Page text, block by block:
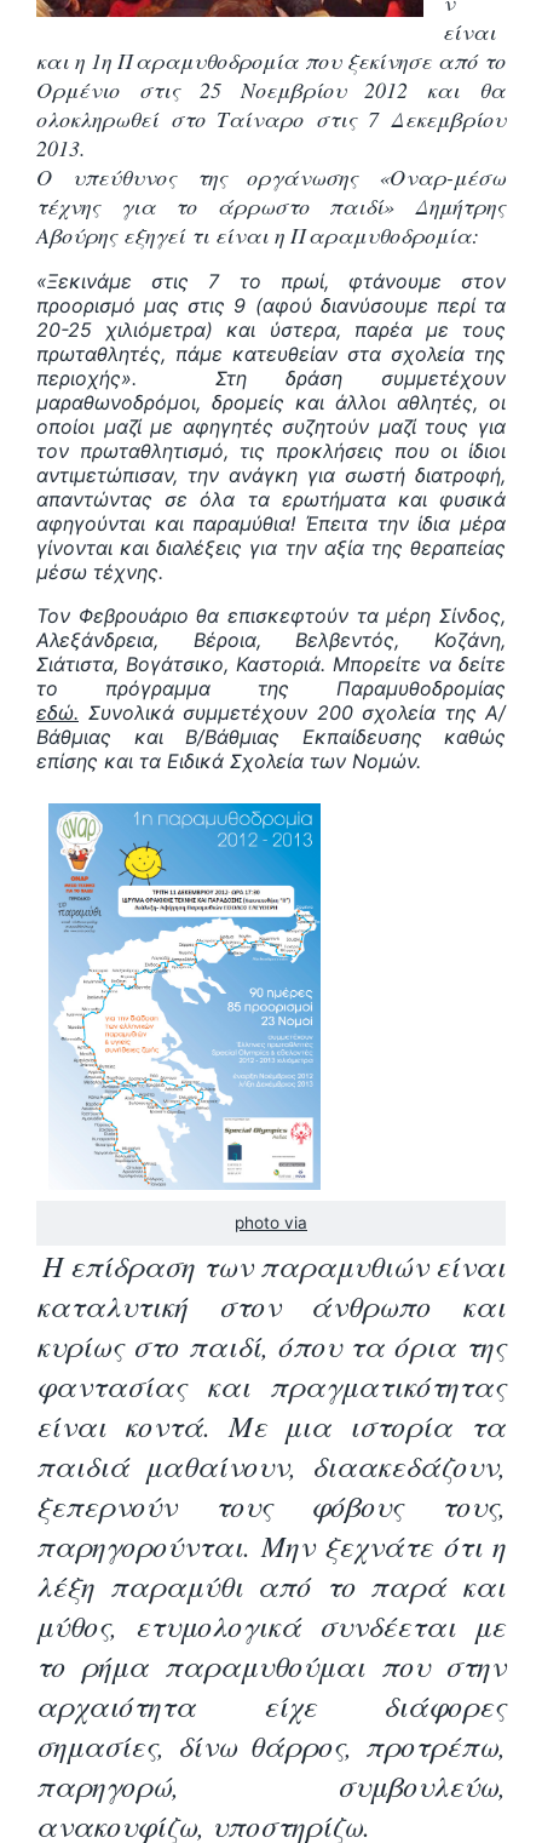
είναι
και η 1η Παραμυθοδρομία που ξεκίνησε από το
Ορμένιο στις 25 Νοεμβρίου 2012 και θα
ολοκληρωθεί στο Ταίναρο στις 7 Δεκεμβρίου
2013.
Ο υπεύθυνος της οργάνωσης «Οναρ-μέσω
τέχνης για το άρρωστο παιδί» Δημήτρης
Αβούρης εξηγεί τι είναι η Παραμυθοδρομία:
«Ξεκινάμε στις 7 το πρωί, φτάνουμε στον
προορισμό μας στις 9 (αφού διανύσουμε περί τα
20-25 χιλιόμετρα) και ύστερα, παρέα με τους
πρωταθλητές, πάμε κατευθείαν στα σχολεία της
περιοχής». Στη δράση συμμετέχουν
μαραθωνοδρόμοι, δρομείς και άλλοι αθλητές, οι
οποίοι μαζί με αφηγητές συζητούν μαζί τους για
τον πρωταθλητισμό, τις προκλήσεις που οι ίδιοι
αντιμετώπισαν, την ανάγκη για σωστή διατροφή,
απαντώντας σε όλα τα ερωτήματα και φυσικά
αφηγούνται και παραμύθια! Έπειτα την ίδια μέρα
γίνονται και διαλέξεις για την αξία της θεραπείας
μέσω τέχνης.
Τον Φεβρουάριο θα επισκεφτούν τα μέρη Σίνδος,
Αλεξάνδρεια, Βέροια, Βελβεντός, Κοζάνη,
Σιάτιστα, Βογάτσικο, Καστοριά. Μπορείτε να δείτε
το πρόγραμμα της Παραμυθοδρομίας
εδώ. Συνολικά συμμετέχουν 200 σχολεία της Α/
Βάθμιας και Β/Βάθμιας Εκπαίδευσης καθώς
επίσης και τα Ειδικά Σχολεία των Νομών.
photo via
Η επίδραση των παραμυθιών είναι
καταλυτική στον άνθρωπο και
κυρίως στο παιδί, όπου τα όρια της
φαντασίας και πραγματικότητας
είναι κοντά. Με μια ιστορία τα
παιδιά μαθαίνουν, διαακεδάζουν,
ξεπερνούν τους φόβους τους,
παρηγορούνται. Μην ξεχνάτε ότι η
λέξη παραμύθι από το παρά και
μύθος, ετυμολογικά συνδέεται με
το ρήμα παραμυθούμαι που στην
αρχαιότητα είχε διάφορες
σημασίες, δίνω θάρρος, προτρέπω,
παρηγορώ, συμβουλεύω,
ανακουφίζω, υποστηρίζω.